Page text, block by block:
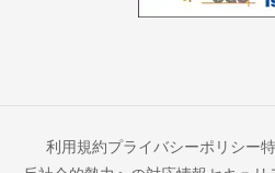
ファイル転送サービス
車両管理システム
利用規約プライバシーポリシー